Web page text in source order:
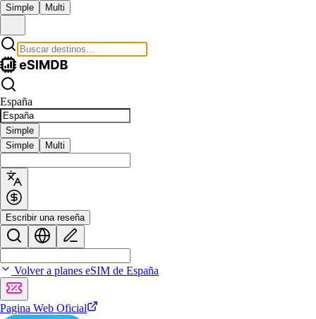
Simple Multi
España
Simple
Simple
Multi
Escribir una reseña
Volver a planes eSIM de España
Pagina Web Oficial